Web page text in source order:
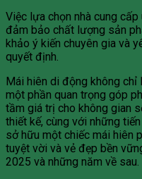
Việc lựa chọn nhà cung
đảm bảo chất lượng sản
khảo ý kiến chuyên gia và
quyết định.
Mái hiên di động không
một phần quan trọng góp
tầm giá trị cho không gian
thiết kế, cùng với những
sở hữu một chiếc mái hiên
tuyệt vời và vẻ đẹp bền
2025 và những năm về sau.